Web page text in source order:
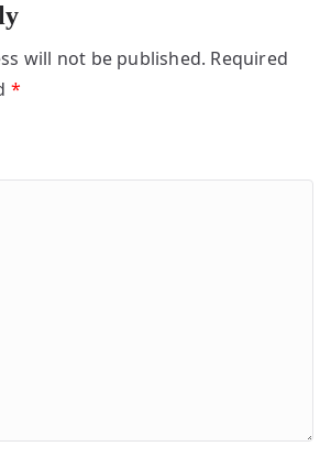
will not be published. Required
*